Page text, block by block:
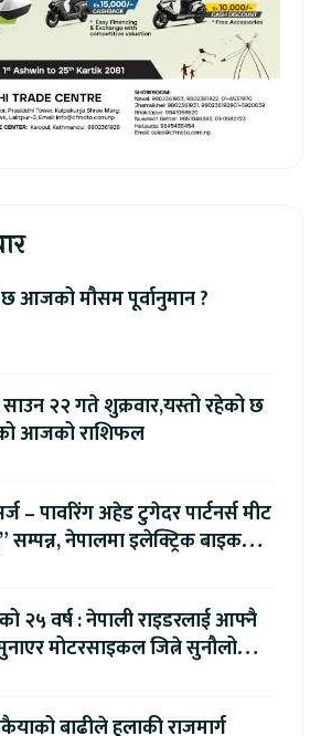
आजको मौसम पूर्वानुमान ?
२२ गते शुक्रवार,यस्तो रहेको छ
आजको राशिफल
– पावरिंग अहेड टुगेदर पार्टनर्स मीट
सम्पन्न, नेपालमा इलेक्ट्रिक बाइक
२५ वर्ष : नेपाली राइडरलाई आफ्नै
मोटरसाइकल जित्ने सुनौलो
बाढीले हुलाकी राजमार्ग